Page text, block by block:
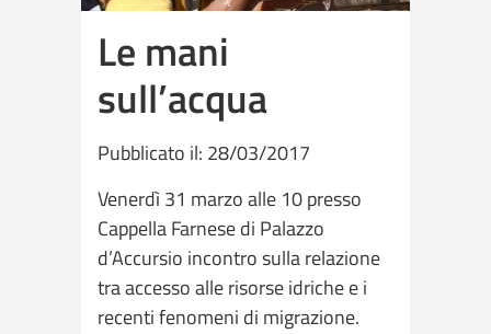
Le mani
sull’acqua
Pubblicato il: 28/03/2017
Venerdì 31 marzo alle 10 presso
Cappella Farnese di Palazzo
d’Accursio incontro sulla relazione
tra accesso alle risorse idriche e i
recenti fenomeni di migrazione.